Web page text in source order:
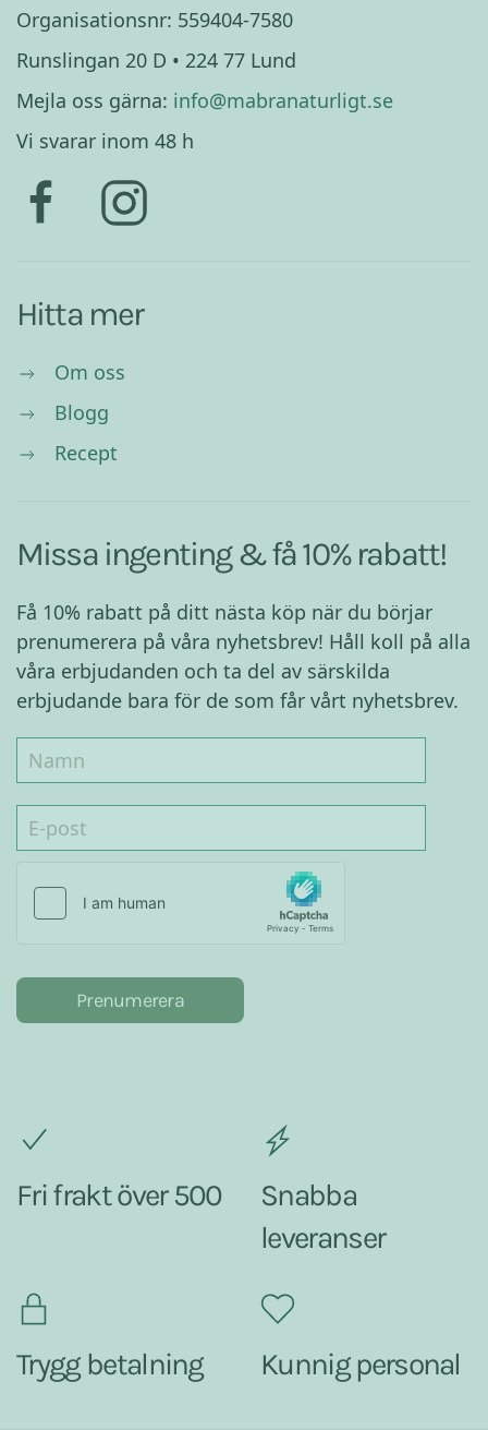
Organisationsnr: 559404-7580
Runslingan 20 D • 224 77 Lund
Mejla oss gärna: info@mabranaturligt.se
Vi svarar inom 48 h
Hitta mer
Om oss
Blogg
Recept
Missa ingenting & få 10% rabatt!
Få 10% rabatt på ditt nästa köp när du börjar
prenumerera på våra nyhetsbrev! Håll koll på alla
våra erbjudanden och ta del av särskilda
erbjudande bara för de som får vårt nyhetsbrev.
Prenumerera
Fri frakt över 500
Snabba
leveranser
Trygg betalning Kunnig personal